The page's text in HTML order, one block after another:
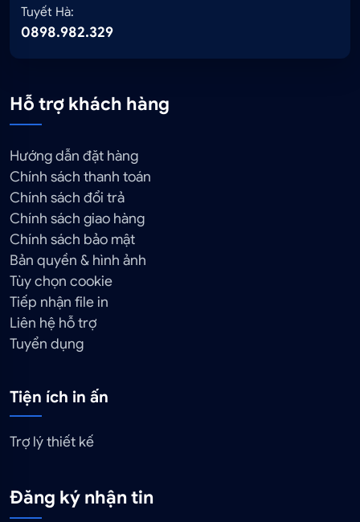
Tuyết Hà:
0898.982.329
Hỗ trợ khách hàng
Hướng dẫn đặt hàng
Chính sách thanh toán
Chính sách đổi trả
Chính sách giao hàng
Chính sách bảo mật
Bản quyền & hình ảnh
Tùy chọn cookie
Tiếp nhận file in
Liên hệ hỗ trợ
Tuyển dụng
Tiện ích in ấn
Trợ lý thiết kế
Đăng ký nhận tin